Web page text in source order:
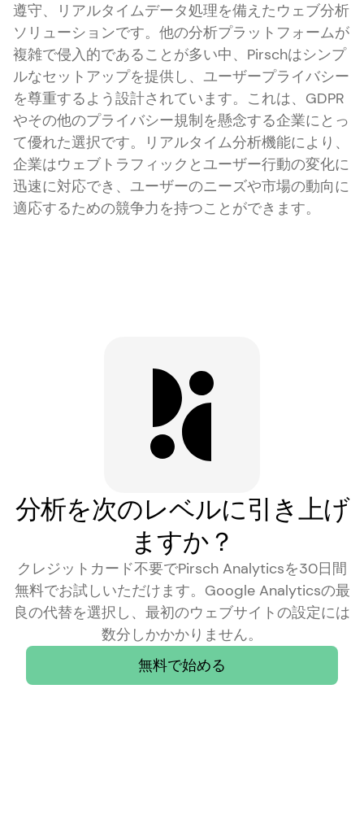
遵守、リアルタイムデータ処理を備えたウェブ分析
ソリューションです。他の分析プラットフォームが
複雑で侵入的であることが多い中、Pirschはシンプ
ルなセットアップを提供し、ユーザープライバシー
を尊重するよう設計されています。これは、GDPR
やその他のプライバシー規制を懸念する企業にとっ
て優れた選択です。リアルタイム分析機能により、
企業はウェブトラフィックとユーザー行動の変化に
迅速に対応でき、ユーザーのニーズや市場の動向に
適応するための競争力を持つことができます。
分析を次のレベルに引き上げ
ますか？
クレジットカード不要でPirsch Analyticsを30日間
無料でお試しいただけます。Google Analyticsの最
良の代替を選択し、最初のウェブサイトの設定には
数分しかかかりません。
無料で始める